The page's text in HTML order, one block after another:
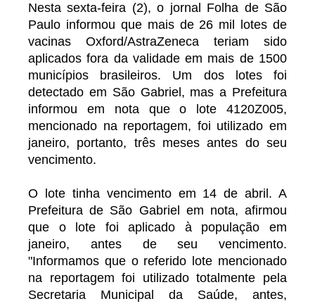
Nesta sexta-feira (2), o jornal Folha de São
Paulo informou que mais de 26 mil lotes de
vacinas Oxford/AstraZeneca teriam sido
aplicados fora da validade em mais de 1500
municípios brasileiros. Um dos lotes foi
detectado em São Gabriel, mas a Prefeitura
informou em nota que o lote 4120Z005,
mencionado na reportagem, foi utilizado em
janeiro, portanto, três meses antes do seu
vencimento.
O lote tinha vencimento em 14 de abril. A
Prefeitura de São Gabriel em nota, afirmou
que o lote foi aplicado à população em
janeiro, antes de seu vencimento.
"Informamos que o referido lote mencionado
na reportagem foi utilizado totalmente pela
Secretaria Municipal da Saúde, antes,